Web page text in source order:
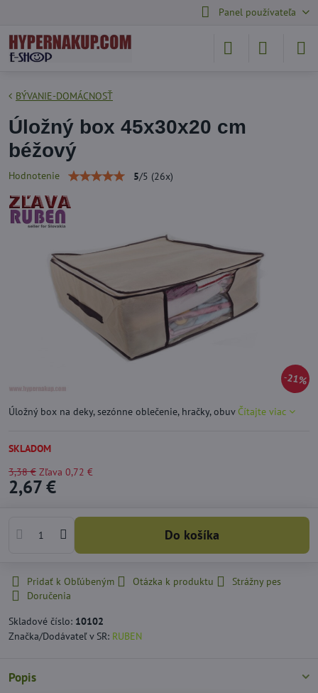
Panel používateľa
21%
BÝVANIE-DOMÁCNOSŤ
Úložný box 45x30x20 cm
béžový
Hodnotenie 5/5 (26x)
Úložný box na deky, sezónne oblečenie, hračky, obuv Čítajte viac
SKLADOM
3,38 € Zľava 0,72 €
2,67 €
Do košíka
Pridať k Obľúbeným Otázka k produktu
Strážny pes
Doručenia
Skladové číslo: 10102
Značka/Dodávateľ v SR: RUBEN
Popis